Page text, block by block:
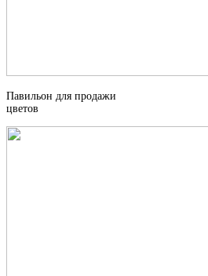
Павильон для продажи
цветов